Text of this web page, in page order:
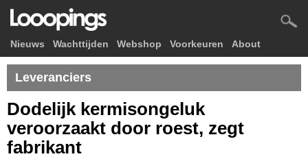
Nieuws Wachttijden Webshop Voorkeuren About
Leveranciers
Dodelijk kermisongeluk
veroorzaakt door roest, zegt
fabrikant